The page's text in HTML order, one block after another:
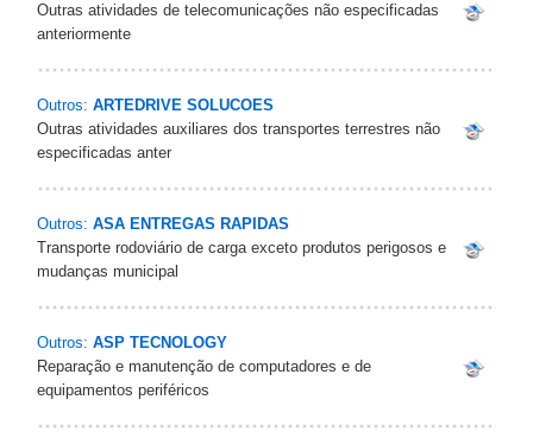
Outras atividades de telecomunicações não especificadas
anteriormente
Outros: ARTEDRIVE SOLUCOES
Outras atividades auxiliares dos transportes terrestres não
especificadas anter
Outros: ASA ENTREGAS RAPIDAS
Transporte rodoviário de carga exceto produtos perigosos e
mudanças municipal
Outros: ASP TECNOLOGY
Reparação e manutenção de computadores e de
equipamentos periféricos